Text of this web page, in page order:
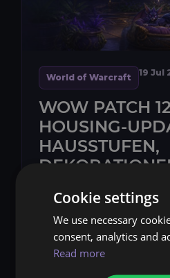
World of Warcraft 19 Jul
WOW PATCH
HOUSING-
HAUSSTUFEN,
Patch 12.1: Fluch von
Housing von World of
Baupläne,
neue
Cookie settings
We use necessary
consent, analytics and
Read more